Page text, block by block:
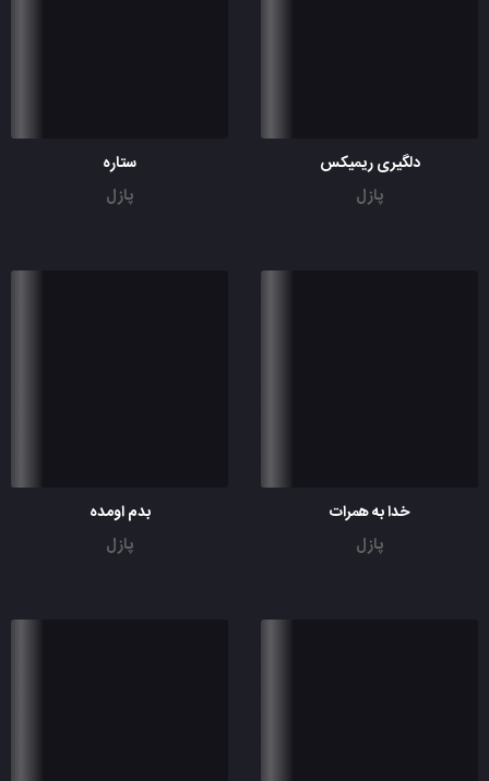
دلگیری ریمیکس
پازل
ستاره
پازل
خدا به همرات
پازل
بدم اومده
پازل